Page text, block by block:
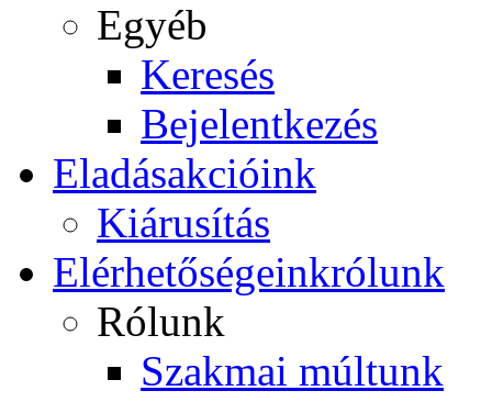
Egyéb
Keresés
Bejelentkezés
Eladásakcióink
Kiárusítás
Elérhetőségeinkrólunk
Rólunk
Szakmai múltunk